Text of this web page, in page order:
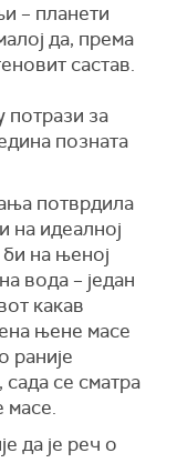
– планети
да, према
састав.
потрази за
позната
потврдила
на идеалној
на њеној
вода – један
какав
њене масе
раније
се сматра
масе.
да је реч о